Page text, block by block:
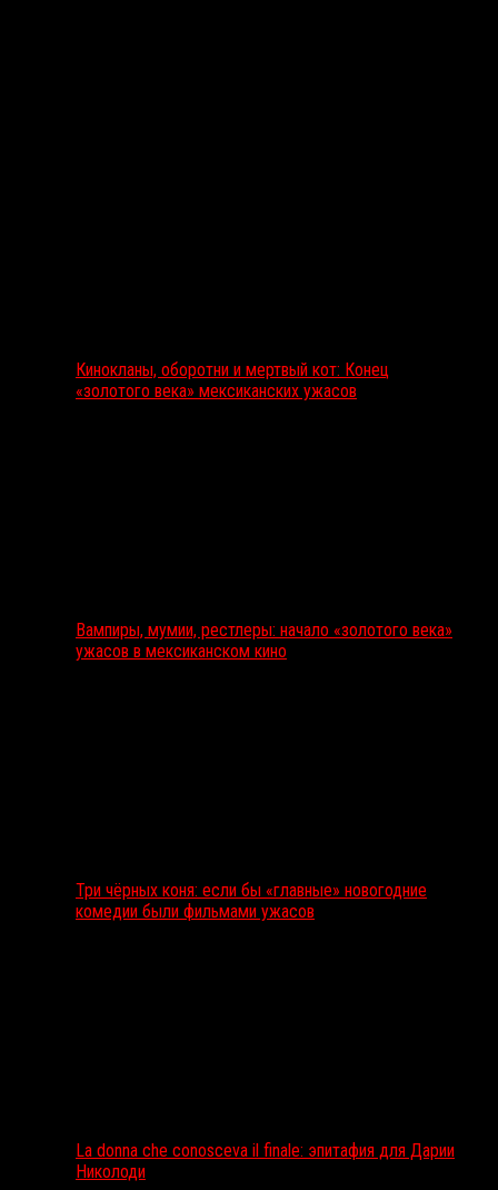
Кинокланы, оборотни и мертвый кот: Конец
«золотого века» мексиканских ужасов
Вампиры, мумии, рестлеры: начало «золотого века»
ужасов в мексиканском кино
Три чёрных коня: если бы «главные» новогодние
комедии были фильмами ужасов
La donna che conosceva il finale: эпитафия для Дарии
Николоди